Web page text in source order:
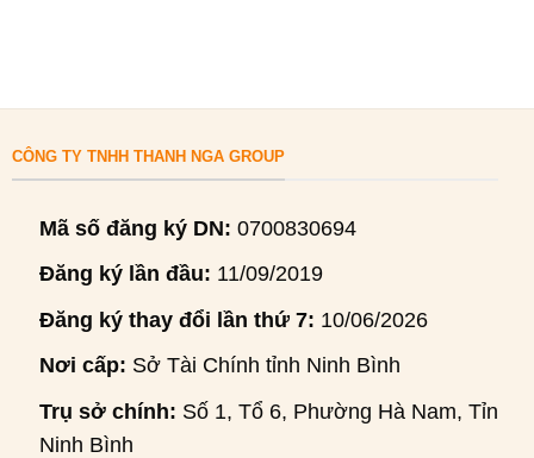
CÔNG TY TNHH THANH NGA GROUP
Mã số đăng ký DN: 0700830694
Đăng ký lần đầu: 11/09/2019
Đăng ký thay đổi lần thứ 7: 10/06/2026
Nơi cấp: Sở Tài Chính tỉnh Ninh Bình
Trụ sở chính: Số 1, Tổ 6, Phường Hà Nam, Tỉnh
Ninh Bình